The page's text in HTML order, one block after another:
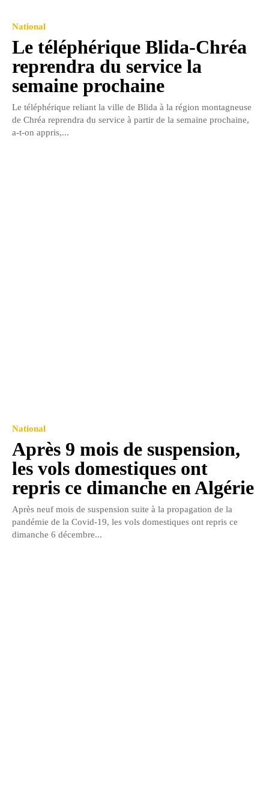
National
Le téléphérique Blida-Chréa
reprendra du service la
semaine prochaine
Le téléphérique reliant la ville de Blida à la région montagneuse
de Chréa reprendra du service à partir de la semaine prochaine,
a-t-on appris,...
National
Après 9 mois de suspension,
les vols domestiques ont
repris ce dimanche en Algérie
Après neuf mois de suspension suite à la propagation de la
pandémie de la Covid-19, les vols domestiques ont repris ce
dimanche 6 décembre...